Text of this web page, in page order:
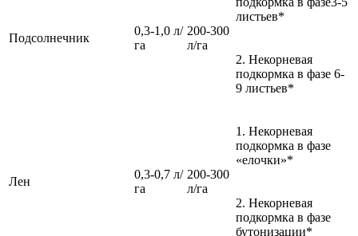
Подсолнечник
0,3-1,0 л/
га
200-300
л/га
листьев*
2. Некорневая
подкормка в фазе 6-
9 листьев*
Лен
0,3-0,7 л/
га
200-300
л/га
1. Некорневая
подкормка в фазе
«елочки»*
2. Некорневая
подкормка в фазе
бутонизации*